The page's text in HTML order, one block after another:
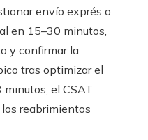
envío exprés o
en 15–30 minutos,
y confirmar la
tras optimizar el
el CSAT
reabrimientos